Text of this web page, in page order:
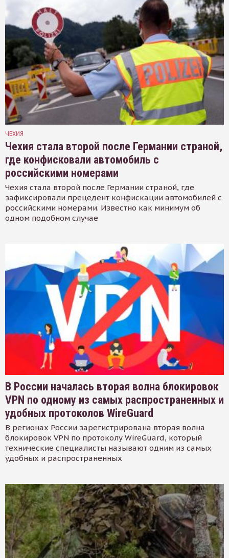
ЧЕХИЯ
Чехия стала второй после Германии страной,
где конфисковали автомобиль с
российскими номерами
Чехия стала второй после Германии страной, где
зафиксировали прецедент конфискации автомобилей с
российскими номерами. Известно как минимум об
одном подобном случае
В России началась вторая волна блокировок
VPN по одному из самых распространенных и
удобных протоколов WireGuard
В регионах России зарегистрирована вторая волна
блокировок VPN по протоколу WireGuard, который
технические специалисты называют одним из самых
удобных и распространенных